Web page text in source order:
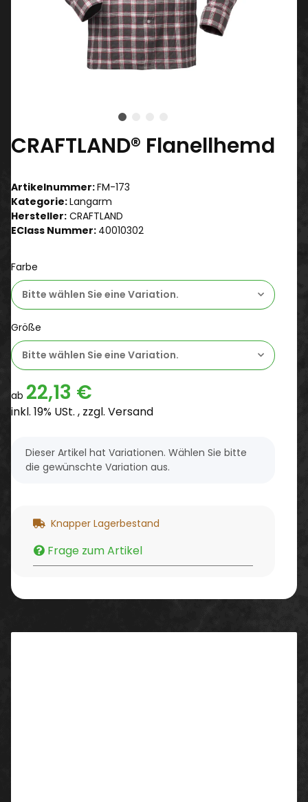
CRAFTLAND® Flanellhemd
Artikelnummer:FM-173
Kategorie:Langarm
Hersteller: CRAFTLAND
EClass Nummer: 40010302
Farbe
Bitte wählen Sie eine Variation.
Größe
Bitte wählen Sie eine Variation.
ab 22,13 €
inkl. 19% USt. , zzgl. Versand
x
Dieser Artikel hat Variationen. Wählen Sie bitte
die gewünschte Variation aus.
Knapper Lagerbestand
Frage zum Artikel